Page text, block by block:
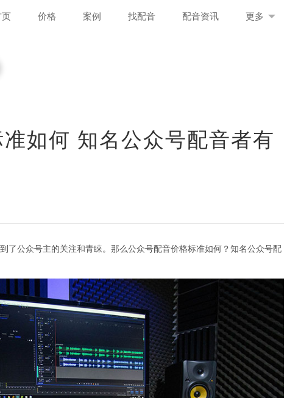
价格 案例 找配音 配音资讯 更多
如何 知名公众号配音者有
了公众号主的关注和青睐。那么公众号配音价格标准如何？知名公众号配